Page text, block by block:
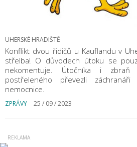
UHERSKÉ HRADIŠTĚ
Konflikt dvou řidičů u Kauflandu v
střelba! O důvodech útoku se
nekomentuje. Útočníka i zbraň
postřeleného převezli záchranáři
nemocnice.
ZPRÁVY 25 / 09 / 2023